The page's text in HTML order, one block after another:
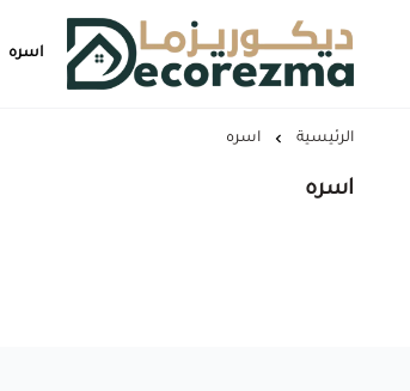
Decorezma
اسره
الرئيسية اسره
اسره